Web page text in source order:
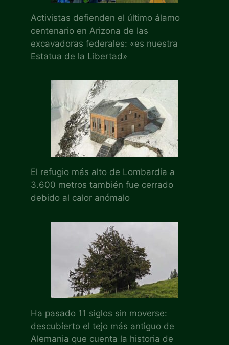
Activistas defienden el último álamo
centenario en Arizona de las
excavadoras federales: «es nuestra
Estatua de la Libertad»
El refugio más alto de Lombardía a
3.600 metros también fue cerrado
debido al calor anómalo
Ha pasado 11 siglos sin moverse:
descubierto el tejo más antiguo de
Alemania que cuenta la historia de